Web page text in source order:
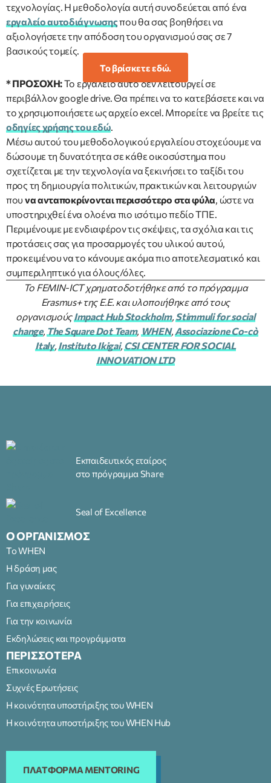
τεχνολογίας. Η μεθοδολογία αυτή συνοδεύεται από ένα
εργαλείο αυτοδιάγνωσηςπου θα σας βοηθήσει να
αξιολογήσετε την απόδοση του οργανισμού σας σε 7
βασικούς τομείς.
Το βρίσκετε εδώ.
* ΠΡΟΣΟΧΗ:Το εργαλείο αυτό δεν λειτουργεί σε
περιβάλλον google drive. Θα πρέπει να το κατεβάσετε και να
το χρησιμοποιήσετε ως αρχείο excel. Μπορείτε να βρείτε τις
οδηγίες χρήσης του εδώ.
Μέσω αυτού του μεθοδολογικού εργαλείου στοχεύουμε να
δώσουμε τη δυνατότητα σε κάθε οικοσύστημα που
σχετίζεται με την τεχνολογία να ξεκινήσει το ταξίδι του
προς τη δημιουργία πολιτικών, πρακτικών και λειτουργιών
που να ανταποκρίνονται περισσότερο στα φύλα, ώστε να
υποστηριχθεί ένα ολοένα πιο ισότιμο πεδίο ΤΠΕ.
Περιμένουμε με ενδιαφέρον τις σκέψεις, τα σχόλια και τις
προτάσεις σας για προσαρμογές του υλικού αυτού,
προκειμένου να το κάνουμε ακόμα πιο αποτελεσματικό και
συμπεριληπτικό για όλους/όλες.
Το FEMIN-ICT χρηματοδοτήθηκε από το πρόγραμμα
Erasmus+ της Ε.Ε. και υλοποιήθηκε από τους
οργανισμούςImpact Hub Stockholm, Stimmuli for social
change, The Square Dot Team, WHEN, Associazione Co-cò
Italy, Instituto Ikigai, CSI CENTER FOR SOCIAL
INNOVATION LTD
Εκπαιδευτικός εταίρος
στο πρόγραμμα Share
Seal of Excellence
Ο ΟΡΓΑΝΙΣΜΟΣ
Το WHEN
Η δράση μας
Για γυναίκες
Για επιχειρήσεις
Για την κοινωνία
Εκδηλώσεις και προγράμματα
ΠΕΡΙΣΣΟΤΕΡΑ
Επικοινωνία
Συχνές Ερωτήσεις
Η κοινότητα υποστήριξης του WHEN
Η κοινότητα υποστήριξης του WHEN Hub
ΠΛΑΤΦΟΡΜΑ MENTORING